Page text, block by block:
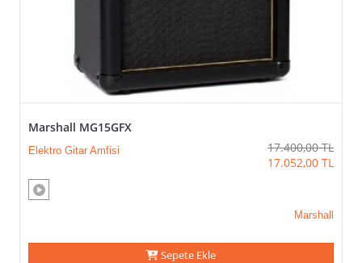
Marshall MG15GFX
Elektro Gitar Amfisi 17.400,00 TL
17.052,00 TL
Marshall
Sepete Ekle